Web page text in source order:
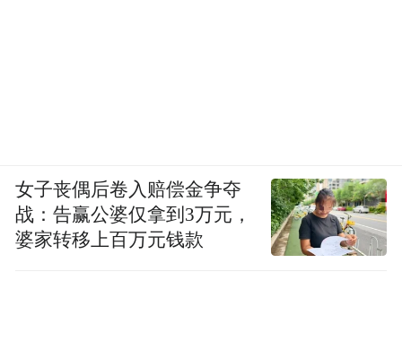
女子丧偶后卷入赔偿金争夺
战：告赢公婆仅拿到3万元，
婆家转移上百万元钱款